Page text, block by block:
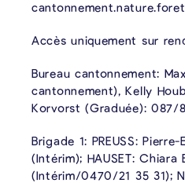
Accès uniquement sur
Bureau cantonnement:
cantonnement), Kelly
Korvorst (Graduée): 087/
Brigade 1: PREUSS:
(Intérim); HAUSET: Chiara
(Intérim/0470/21 35 31);